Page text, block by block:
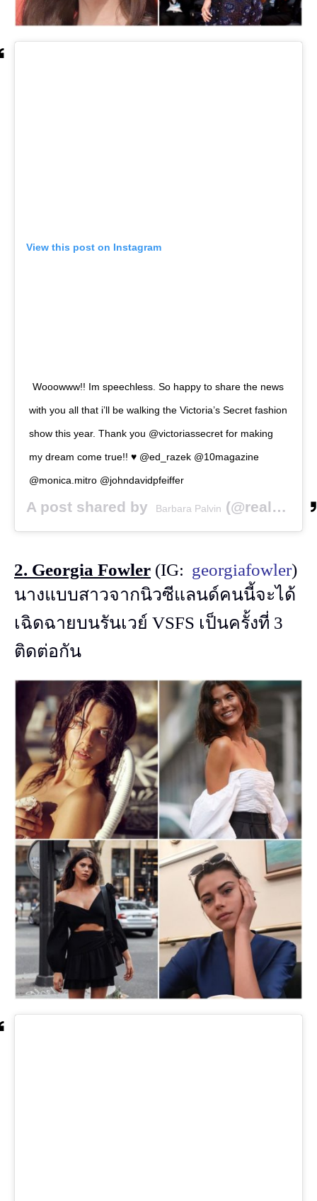
View this post on Instagram
Wooowww!! Im speechless. So happy to share the news
with you all that i’ll be walking the Victoria’s Secret fashion
show this year. Thank you @victoriassecret for making
my dream come true!! ♥️ @ed_razek @10magazine
@monica.mitro @johndavidpfeiffer
A post shared by Barbara Palvin (@realbarbarapalvin) on
2. Georgia Fowler (IG: georgiafowler)
นางแบบสาวจากนิวซีแลนด์คนนี้จะได้
เฉิดฉายบนรันเวย์ VSFS เป็นครั้งที่ 3
ติดต่อกัน